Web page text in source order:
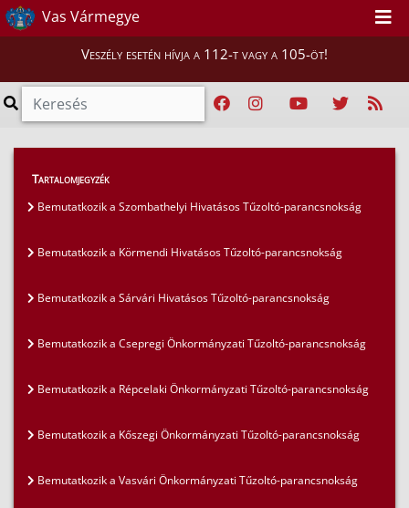
Vas Vármegye
Veszély esetén hívja a 112-t vagy a 105-öt!
Híreink > Mi vigyázunk rátok, Vasiak!
Bemutatkozik a Kőszegszerdahelyi Önkéntes és
Tartalomjegyzék
Bemutatkozik a Szombathelyi Hivatásos Tűzoltó-parancsnokság
Bemutatkozik a Körmendi Hivatásos Tűzoltó-parancsnokság
Bemutatkozik a Sárvári Hivatásos Tűzoltó-parancsnokság
Bemutatkozik a Csepregi Önkormányzati Tűzoltó-parancsnokság
Bemutatkozik a Répcelaki Önkormányzati Tűzoltó-parancsnokság
Bemutatkozik a Kőszegi Önkormányzati Tűzoltó-parancsnokság
Bemutatkozik a Vasvári Önkormányzati Tűzoltó-parancsnokság